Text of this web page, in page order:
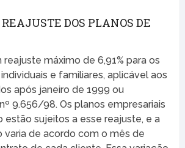
DOS PLANOS DE
reajuste máximo de 6,91% para os
e familiares, aplicável aos
após janeiro de 1999 ou
9.656/98. Os planos empresariais
estão sujeitos a esse reajuste, e a
varia de acordo com o mês de